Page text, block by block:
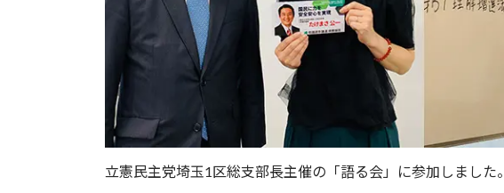
立憲民主党埼玉1区総支部長主催の「語る会」に参加しました。